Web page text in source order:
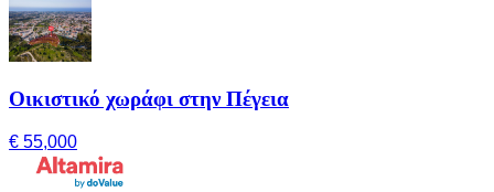
Οικιστικό χωράφι στην Πέγεια
€ 55,000